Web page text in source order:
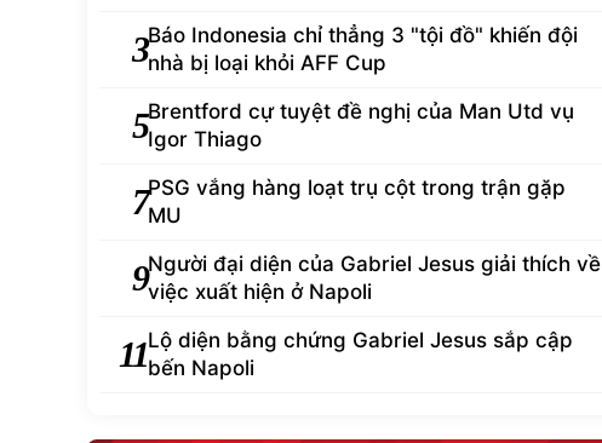
3Báo Indonesia chỉ thẳng 3 "tội đồ" khiến đội
nhà bị loại khỏi AFF Cup
5Brentford cự tuyệt đề nghị của Man Utd vụ
Igor Thiago
7PSG vắng hàng loạt trụ cột trong trận gặp
MU
9Người đại diện của Gabriel Jesus giải thích về
việc xuất hiện ở Napoli
11Lộ diện bằng chứng Gabriel Jesus sắp cập
bến Napoli